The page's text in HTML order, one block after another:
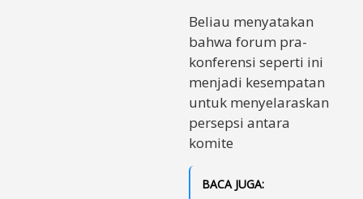
Beliau menyatakan
bahwa forum pra-
konferensi seperti ini
menjadi kesempatan
untuk menyelaraskan
persepsi antara
komite
BACA JUGA: